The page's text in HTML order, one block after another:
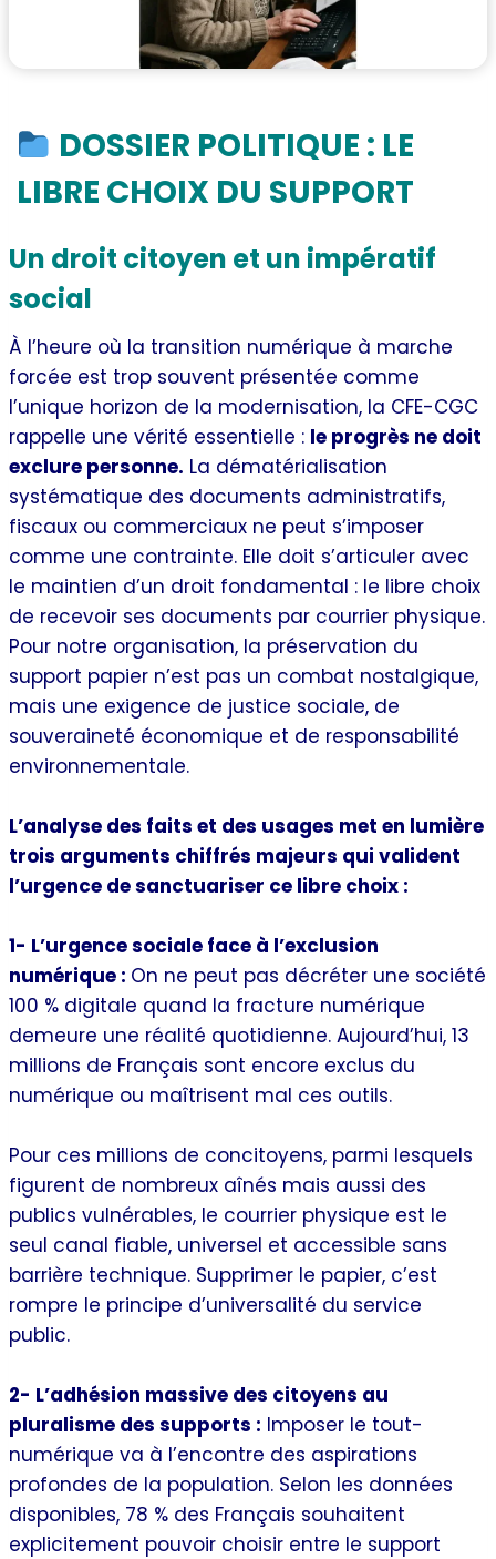
DOSSIER POLITIQUE : LE
LIBRE CHOIX DU SUPPORT
Un droit citoyen et un impératif
social
À l’heure où la transition numérique à marche
forcée est trop souvent présentée comme
l’unique horizon de la modernisation, la CFE-CGC
rappelle une vérité essentielle : le progrès ne doit
exclure personne. La dématérialisation
systématique des documents administratifs,
fiscaux ou commerciaux ne peut s’imposer
comme une contrainte. Elle doit s’articuler avec
le maintien d’un droit fondamental : le libre choix
de recevoir ses documents par courrier physique.
Pour notre organisation, la préservation du
support papier n’est pas un combat nostalgique,
mais une exigence de justice sociale, de
souveraineté économique et de responsabilité
environnementale.
L’analyse des faits et des usages met en lumière
trois arguments chiffrés majeurs qui valident
l’urgence de sanctuariser ce libre choix :
1- L’urgence sociale face à l’exclusion
numérique : On ne peut pas décréter une société
100 % digitale quand la fracture numérique
demeure une réalité quotidienne. Aujourd’hui, 13
millions de Français sont encore exclus du
numérique ou maîtrisent mal ces outils.
Pour ces millions de concitoyens, parmi lesquels
figurent de nombreux aînés mais aussi des
publics vulnérables, le courrier physique est le
seul canal fiable, universel et accessible sans
barrière technique. Supprimer le papier, c’est
rompre le principe d’universalité du service
public.
2- L’adhésion massive des citoyens au
pluralisme des supports : Imposer le tout-
numérique va à l’encontre des aspirations
profondes de la population. Selon les données
disponibles, 78 % des Français souhaitent
explicitement pouvoir choisir entre le support